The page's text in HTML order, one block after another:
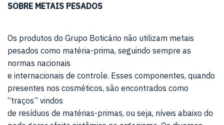
SOBRE METAIS PESADOS
Os produtos do Grupo Boticário não utilizam metais
pesados como matéria-prima, seguindo sempre as
normas nacionais
e internacionais de controle. Esses componentes, quando
presentes nos cosméticos, são encontrados como
“traços” vindos
de resíduos de matérias-primas, ou seja, níveis abaixo do